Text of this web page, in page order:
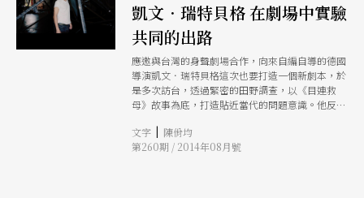
更首度跨入小劇場，參與法國編導法布里斯．度比
日前下車時不慎踩空，左腳腳掌裂開，腳上還穿著
厚重的護具，行走不便，廖瓊枝咬著牙，一跛一跛
趕場，大家心疼不已，要廖瓊枝休息一陣子，她卻
說，從小阿媽就教誨：「答應別人的事，就親像頭
殼斬落來。」瞻前顧後，肩上的擔子一個都不肯放
下。 廖瓊枝的後輩學生都清楚，廖老師個性倔
強，總是委屈求全，承受不了時，躲在角落哭一
哭，眼淚擦乾，繼續做下去。 廖瓊枝笑說，她對
自己也不太了解，踢到鐵板，被人誤會，就想為什
凱文．瑞特貝格 在劇場中實驗
共同的出路
應邀與台灣的身聲劇場合作，向來自編自導的德國
導演凱文．瑞特貝格這次也要打造一個新劇本，於
是多次訪台，透過緊密的田野調查，以《目連救
母》故事為底，打造貼近當代的問題意識。他反對
場」這個群體工作的所在，與一群人一同實驗共同
的出路。
文字 | 陳佾均
第260期 / 2014年08月號